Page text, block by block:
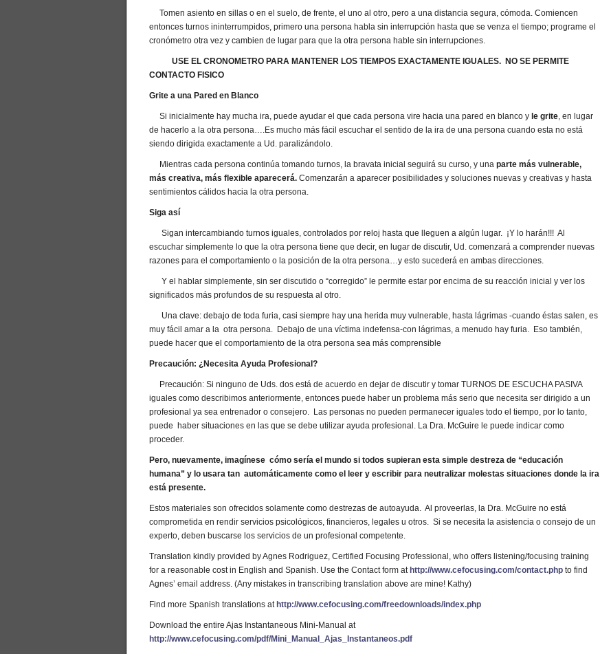
Tomen asiento en sillas o en el suelo, de frente, el uno al otro, pero a una distancia segura, cómoda. Comiencen
entonces turnos ininterrumpidos, primero una persona habla sin interrupción hasta que se venza el tiempo; programe el
cronómetro otra vez y cambien de lugar para que la otra persona hable sin interrupciones.
USE EL CRONOMETRO PARA MANTENER LOS TIEMPOS EXACTAMENTE IGUALES. NO SE PERMITE
CONTACTO FISICO
Grite a una Pared en Blanco
Si inicialmente hay mucha ira, puede ayudar el que cada persona vire hacia una pared en blanco y le grite, en lugar
de hacerlo a la otra persona….Es mucho más fácil escuchar el sentido de la ira de una persona cuando esta no está
siendo dirigida exactamente a Ud. paralizándolo.
Mientras cada persona continúa tomando turnos, la bravata inicial seguirá su curso, y una parte más vulnerable,
más creativa, más flexible aparecerá. Comenzarán a aparecer posibilidades y soluciones nuevas y creativas y hasta
sentimientos cálidos hacia la otra persona.
Siga así
Sigan intercambiando turnos iguales, controlados por reloj hasta que lleguen a algún lugar. ¡Y lo harán!!! Al
escuchar simplemente lo que la otra persona tiene que decir, en lugar de discutir, Ud. comenzará a comprender nuevas
razones para el comportamiento o la posición de la otra persona…y esto sucederá en ambas direcciones.
Y el hablar simplemente, sin ser discutido o “corregido” le permite estar por encima de su reacción inicial y ver los
significados más profundos de su respuesta al otro.
Una clave: debajo de toda furia, casi siempre hay una herida muy vulnerable, hasta lágrimas -cuando éstas salen, es
muy fácil amar a la otra persona. Debajo de una víctima indefensa-con lágrimas, a menudo hay furia. Eso también,
puede hacer que el comportamiento de la otra persona sea más comprensible
Precaución: ¿Necesita Ayuda Profesional?
Precaución: Si ninguno de Uds. dos está de acuerdo en dejar de discutir y tomar TURNOS DE ESCUCHA PASIVA
iguales como describimos anteriormente, entonces puede haber un problema más serio que necesita ser dirigido a un
profesional ya sea entrenador o consejero. Las personas no pueden permanecer iguales todo el tiempo, por lo tanto,
puede haber situaciones en las que se debe utilizar ayuda profesional. La Dra. McGuire le puede indicar como
proceder.
Pero, nuevamente, imagínese cómo sería el mundo si todos supieran esta simple destreza de “educación
humana” y lo usara tan automáticamente como el leer y escribir para neutralizar molestas situaciones donde la ira
está presente.
Estos materiales son ofrecidos solamente como destrezas de autoayuda. Al proveerlas, la Dra. McGuire no está
comprometida en rendir servicios psicológicos, financieros, legales u otros. Si se necesita la asistencia o consejo de un
experto, deben buscarse los servicios de un profesional competente.
Translation kindly provided by Agnes Rodriguez, Certified Focusing Professional, who offers listening/focusing training
for a reasonable cost in English and Spanish. Use the Contact form at http://www.cefocusing.com/contact.php to find
Agnes’ email address. (Any mistakes in transcribing translation above are mine! Kathy)
Find more Spanish translations at http://www.cefocusing.com/freedownloads/index.php
Download the entire Ajas Instantaneous Mini-Manual at
http://www.cefocusing.com/pdf/Mini_Manual_Ajas_Instantaneos.pdf